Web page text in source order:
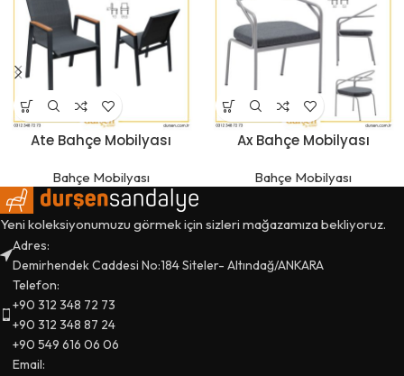
Ate Bahçe Mobilyası
Bahçe Mobilyası
Ax Bahçe Mobilyası
Bahçe Mobilyası
Yeni koleksiyonumuzu görmek için sizleri mağazamıza bekliyoruz.
Adres:
Demirhendek Caddesi No:184 Siteler- Altındağ/ANKARA
Telefon:
+90 312 348 72 73
+90 312 348 87 24
+90 549 616 06 06
Email: